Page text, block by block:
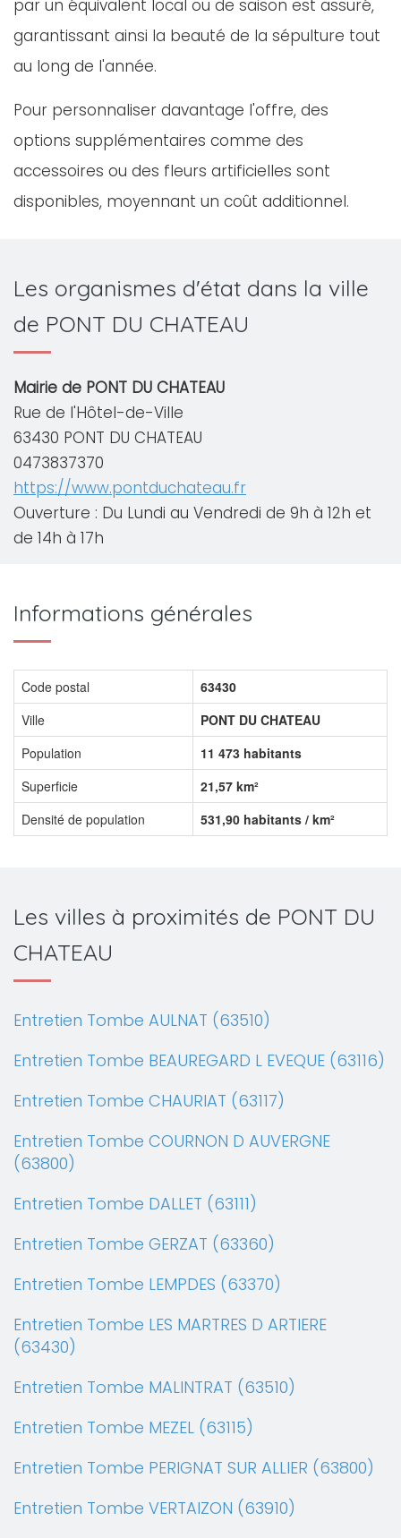
par un équivalent local ou de saison est assuré,
garantissant ainsi la beauté de la sépulture tout
au long de l'année.
Pour personnaliser davantage l'offre, des
options supplémentaires comme des
accessoires ou des fleurs artificielles sont
disponibles, moyennant un coût additionnel.
Les organismes d'état dans la ville
de PONT DU CHATEAU
Mairie de PONT DU CHATEAU
Rue de l'Hôtel-de-Ville
63430 PONT DU CHATEAU
0473837370
https://www.pontduchateau.fr
Ouverture : Du Lundi au Vendredi de 9h à 12h et
de 14h à 17h
Informations générales
Code postal
63430
Ville
PONT DU CHATEAU
Population
11 473 habitants
Superficie
21,57 km²
Densité de population
531,90 habitants / km²
Les villes à proximités de PONT DU
CHATEAU
Entretien Tombe AULNAT (63510)
Entretien Tombe BEAUREGARD L EVEQUE (63116)
Entretien Tombe CHAURIAT (63117)
Entretien Tombe COURNON D AUVERGNE
(63800)
Entretien Tombe DALLET (63111)
Entretien Tombe GERZAT (63360)
Entretien Tombe LEMPDES (63370)
Entretien Tombe LES MARTRES D ARTIERE
(63430)
Entretien Tombe MALINTRAT (63510)
Entretien Tombe MEZEL (63115)
Entretien Tombe PERIGNAT SUR ALLIER (63800)
Entretien Tombe VERTAIZON (63910)